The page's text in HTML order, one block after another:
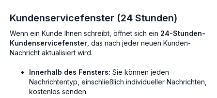
Kundenservicefenster (24 Stunden)
Wenn ein Kunde Ihnen schreibt, öffnet sich ein 24-Stunden-
Kundenservicefenster , das nach jeder neuen Kunden-
Nachricht aktualisiert wird.
Innerhalb des Fensters: Sie können jeden
Nachrichtentyp, einschließlich individueller Nachrichten,
kostenlos senden.